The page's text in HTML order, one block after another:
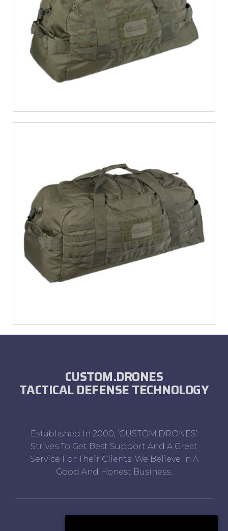
€30,18
38,92
CUSTOM.DRONES
TACTICAL DEFENSE TECHNOLOGY
Established In 2000, ‘CUSTOM.DRONES’
Strives To Get Best Support And A Great
Service For Their Clients. We Believe In A
Good And Honest Business.